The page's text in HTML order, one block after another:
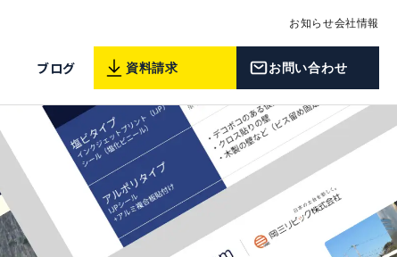
お知らせ会社情報
ブログ 資料請求 お問い合わせ